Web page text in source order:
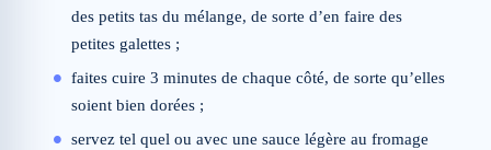
des petits tas du mélange, de sorte d’en faire des
petites galettes ;
faites cuire 3 minutes de chaque côté, de sorte qu’elles
soient bien dorées ;
servez tel quel ou avec une sauce légère au fromage